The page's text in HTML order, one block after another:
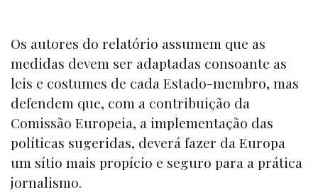
Os autores do relatório assumem que as
medidas devem ser adaptadas consoante as
leis e costumes de cada Estado-membro, mas
defendem que, com a contribuição da
Comissão Europeia, a implementação das
políticas sugeridas, deverá fazer da Europa
um sítio mais propício e seguro para a prática
jornalismo.